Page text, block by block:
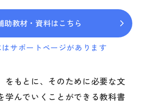
助教材・資料はこちら
はサポートページがあります
をもとに、そのために必要な文
学んでいくことができる教科書